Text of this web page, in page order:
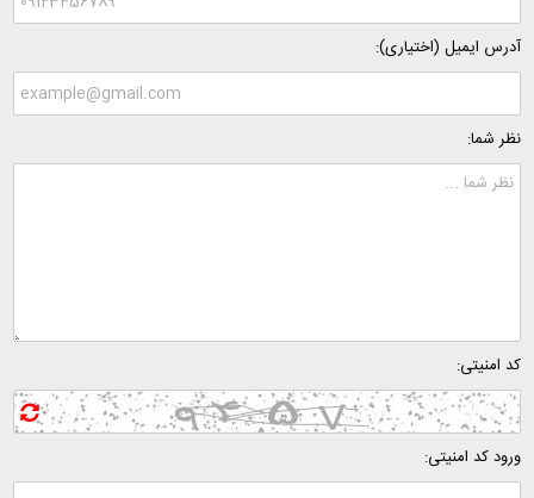
آدرس ایمیل (اختیاری):
نظر شما:
کد امنیتی:
ورود کد امنیتی: